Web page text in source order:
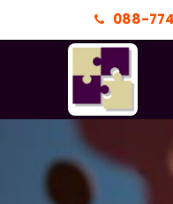
088-